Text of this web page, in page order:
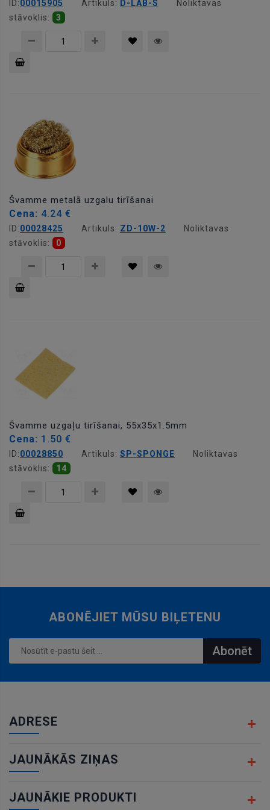
ID:00015905 Artikuls: D-LAB-S
Noliktavas
stāvoklis:
3
Švamme metalā uzgalu tirīšanai
Cena: 4.24 €
ID:00028425 Artikuls: ZD-10W-2
Noliktavas
stāvoklis:
0
Švamme uzgaļu tirīšanai, 55x35x1.5mm
Cena: 1.50 €
ID:00028850 Artikuls: SP-SPONGE
Noliktavas
stāvoklis:
14
ABONĒJIET MŪSU BIĻETENU
Abonēt
ADRESE
JAUNĀKĀS ZIŅAS
JAUNĀKIE PRODUKTI